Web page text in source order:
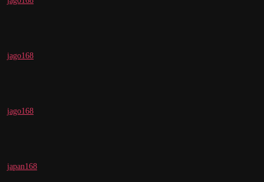
jago168
jago168
japan168